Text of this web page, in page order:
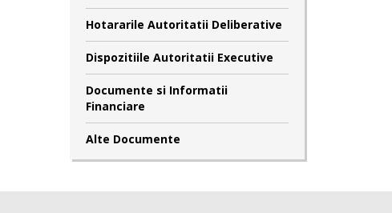
Hotararile Autoritatii Deliberative
Dispozitiile Autoritatii Executive
Documente si Informatii
Financiare
Alte Documente